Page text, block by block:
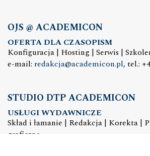
OJS @ ACADEMICON
OFERTA DLA CZASOPISM
Konfiguracja | Hosting | Serwis |
e-mail: redakcja@academicon.pl, tel.:
STUDIO DTP ACADEMICON
USŁUGI WYDAWNICZE
Skład i łamanie | Redakcja | Korekta |
graficzne